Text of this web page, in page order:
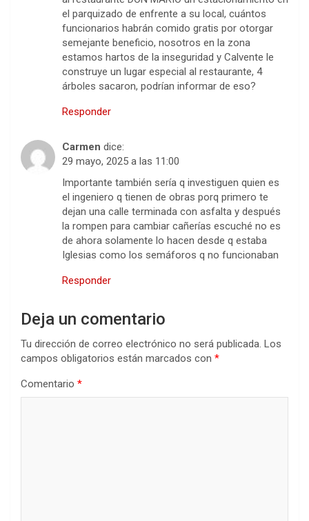
el parquizado de enfrente a su local, cuántos
funcionarios habrán comido gratis por otorgar
semejante beneficio, nosotros en la zona
estamos hartos de la inseguridad y Calvente le
construye un lugar especial al restaurante, 4
árboles sacaron, podrían informar de eso?
Responder
Carmen dice:
29 mayo, 2025 a las 11:00
Importante también sería q investiguen quien es
el ingeniero q tienen de obras porq primero te
dejan una calle terminada con asfalta y después
la rompen para cambiar cañerías escuché no es
de ahora solamente lo hacen desde q estaba
Iglesias como los semáforos q no funcionaban
Responder
Deja un comentario
Tu dirección de correo electrónico no será publicada. Los
campos obligatorios están marcados con *
Comentario *